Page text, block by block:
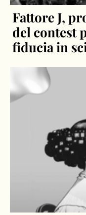
Fattore J,
del contest
fiducia in